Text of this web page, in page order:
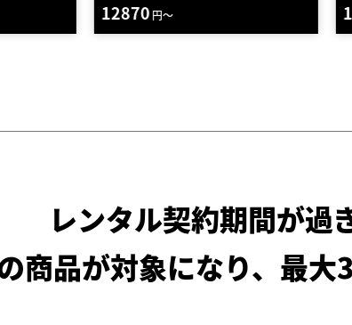
10220円～
レンタル契約期間が過
商品が対象になり、最大